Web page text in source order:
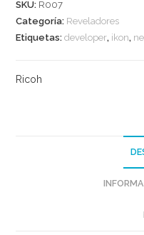
(Compatible)
Mp
cantidad
SKU: R007
Categoría: Reveladores
Etiquetas:developer, ikon,
Ricoh